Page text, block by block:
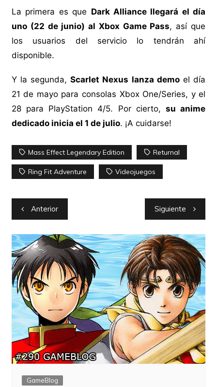
La primera es que Dark Alliance llegará el día
uno (22 de junio) al Xbox Game Pass, así que
los usuarios del servicio lo tendrán ahí
disponible.
Y la segunda,Scarlet Nexus lanza demoel día
21 de mayo para consolas Xbox One/Series, y el
28 para PlayStation 4/5. Por cierto, su anime
dedicado inicia el 1 de julio. ¡A cuidarse!
Mass Effect Legendary Edition Returnal
Ring Fit Adventure Videojuegos
Navegación
de
entradas
Anterior Siguiente
GameBlog